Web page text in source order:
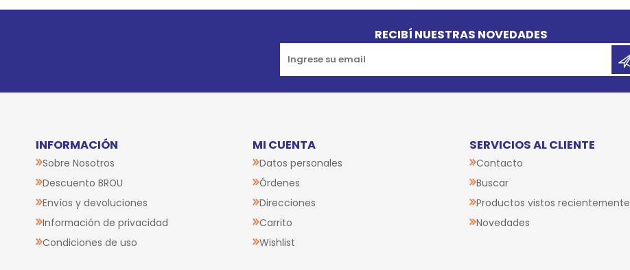
RECIBÍ NUESTRAS NOVEDADES
INFORMACIÓN
Sobre Nosotros
Descuento BROU
Envíos y devoluciones
Información de privacidad
Condiciones de uso
MI CUENTA
Datos personales
Órdenes
Direcciones
Carrito
Wishlist
SERVICIOS AL CLIENTE
Contacto
Buscar
Productos vistos recientemente
Novedades